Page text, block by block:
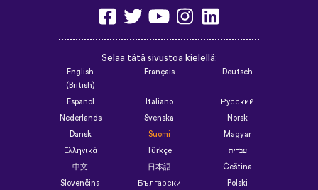
Selaa tätä sivustoa kielellä:
English
(British)
Français Deutsch
Español Italiano Русский
Nederlands Svenska Norsk
Dansk Suomi Magyar
Ελληνικά Türkçe עברית
中文 日本語 Čeština
Slovenčina Български Polski